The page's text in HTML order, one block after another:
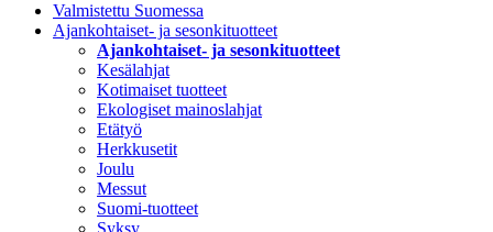
Valmistettu Suomessa
Ajankohtaiset- ja sesonkituotteet
Ajankohtaiset- ja sesonkituotteet
Kesälahjat
Kotimaiset tuotteet
Ekologiset mainoslahjat
Etätyö
Herkkusetit
Joulu
Messut
Suomi-tuotteet
Syksy